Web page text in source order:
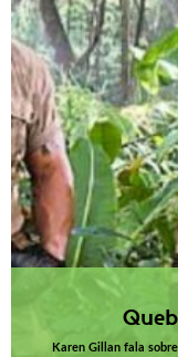
Karen Gillan fala